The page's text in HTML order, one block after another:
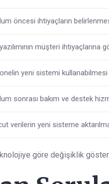
öncesi ihtiyaçların
müşteri ihtiyaçlarına
yeni sistemi
sonrası bakım ve destek
verilerin yeni sisteme
göre değişiklik